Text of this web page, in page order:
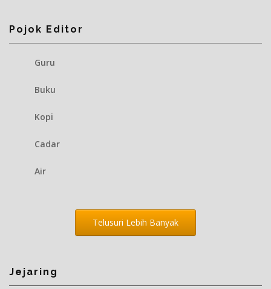
Pojok Editor
Guru
Buku
Kopi
Cadar
Air
Telusuri Lebih Banyak
Jejaring